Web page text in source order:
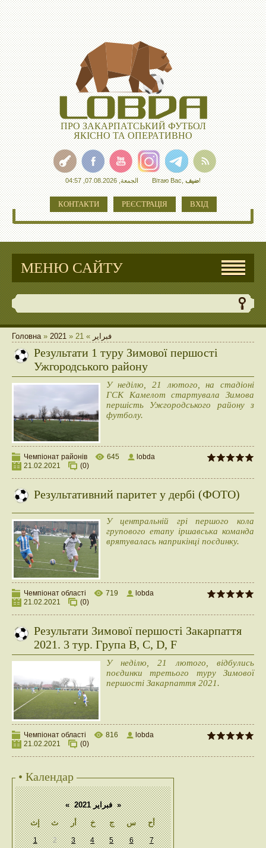
ПРО ЗАКАРПАТСЬКИЙ ФУТБОЛ
ЯКІСНО ТА ОПЕРАТИВНО
الجمعة, 07.08.2026, 04:57 Вітаю Вас,ضيف!
КОНТАКТИ РЕЄСТРАЦІЯ ВХІД
МЕНЮ САЙТУ
Головна» 2021 » فبراير »
21
Результати 1 туру Зимової першості
Ужгородського району
У неділю, 21 лютого, на стадіоні
ГСК Камелот стартувала Зимова
першість Ужгородського району з
футболу.
Чемпіонат районів 645
lobda
21.02.2021
(0)
Результативний паритет у дербі (ФОТО)
У центральній грі першого кола
групового етапу іршавська команда
врятувалась наприкінці поєдинку.
Чемпіонат області 719
lobda
21.02.2021
(0)
Результати Зимової першості Закарпаття
2021. 3 тур. Група B, C, D, F
У неділю, 21 лютого, відбулись
поєдинки третього туру Зимової
першості Закарпаття 2021.
Чемпіонат області 816
lobda
21.02.2021
(0)
• Календар
« فبراير 2021 »
إث
ث أر خ ج س أح
1 2 3 4 5 6 7